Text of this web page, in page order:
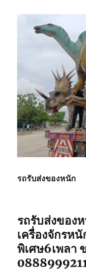
รถรับส่งของหนัก
รถรับส่งของ
เครื่องจักรห
พิเศษ6เพลา